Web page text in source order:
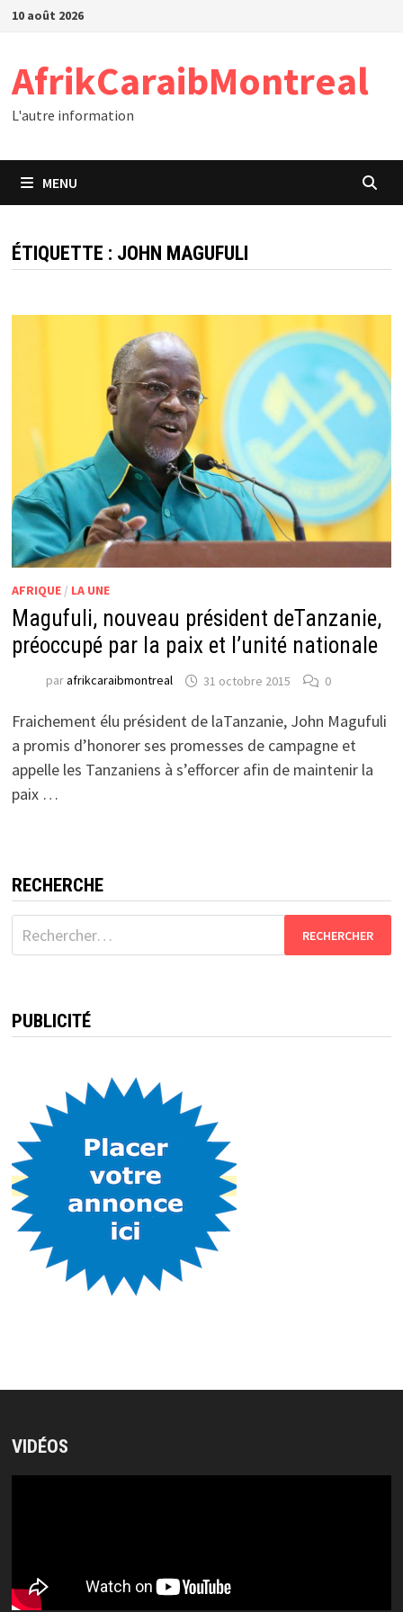
Passer
10 août 2026
AfrikCaraibMontreal
L'autre information
MENU
ÉTIQUETTE : JOHN MAGUFULI
AFRIQUE/ LA UNE
Magufuli, nouveau président deTanzanie,
préoccupé par la paix et l’unité nationale
parafrikcaraibmontreal 31 octobre 2015 0
Fraichement élu président de laTanzanie, John Magufuli
a promis d’honorer ses promesses de campagne et
appelle les Tanzaniens à s’efforcer afin de maintenir la
paix …
RECHERCHE
Rechercher :
PUBLICITÉ
VIDÉOS